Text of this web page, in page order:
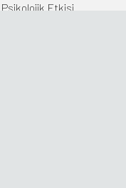
Psikolojik Etkisi